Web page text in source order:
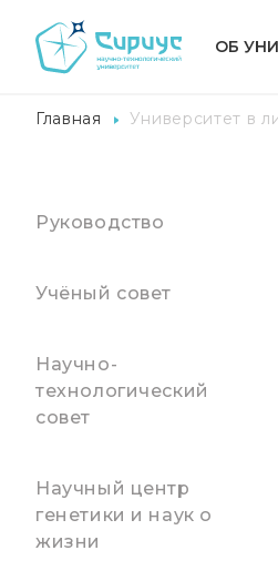
ОБ
Главная Университет в
Руководство
Учёный совет
Научно-
технологический
совет
Научный центр
генетики и наук о
жизни